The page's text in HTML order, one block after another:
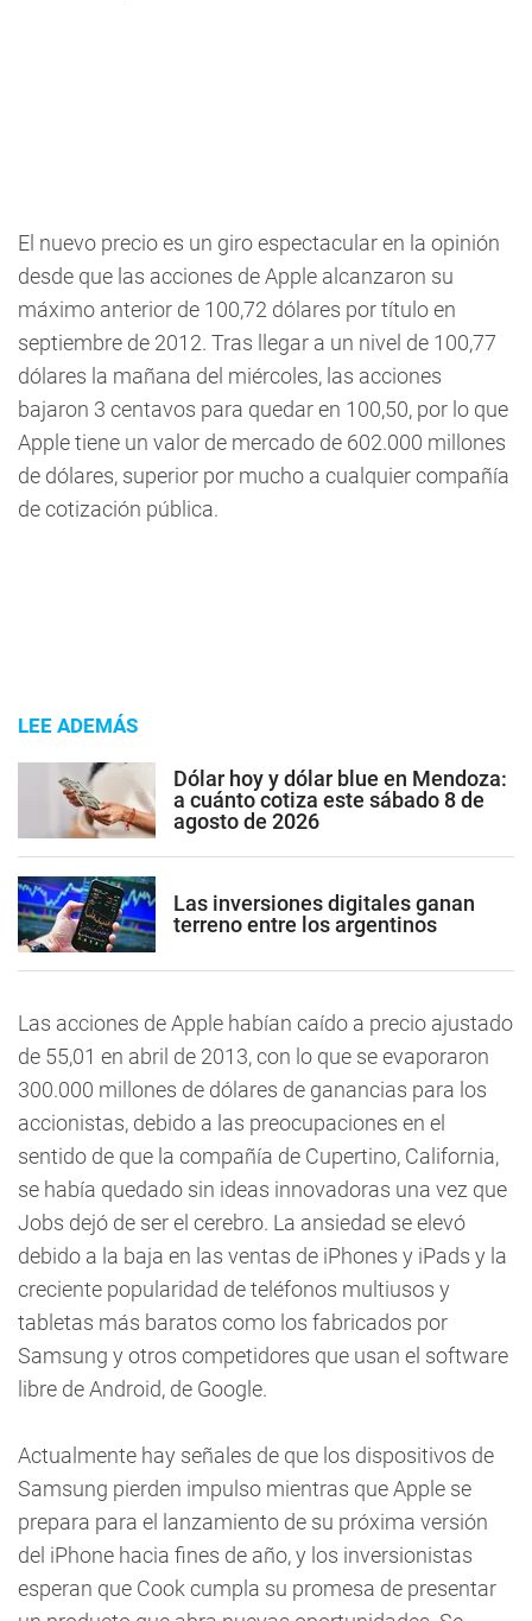
El nuevo precio es un giro espectacular en la opinión
desde que las acciones de Apple alcanzaron su
máximo anterior de 100,72 dólares por título en
septiembre de 2012. Tras llegar a un nivel de 100,77
dólares la mañana del miércoles, las acciones
bajaron 3 centavos para quedar en 100,50, por lo que
Apple tiene un valor de mercado de 602.000 millones
de dólares, superior por mucho a cualquier compañía
de cotización pública.
LEE ADEMÁS
Dólar hoy y dólar blue en Mendoza:
a cuánto cotiza este sábado 8 de
agosto de 2026
Las inversiones digitales ganan
terreno entre los argentinos
Las acciones de Apple habían caído a precio ajustado
de 55,01 en abril de 2013, con lo que se evaporaron
300.000 millones de dólares de ganancias para los
accionistas, debido a las preocupaciones en el
sentido de que la compañía de Cupertino, California,
se había quedado sin ideas innovadoras una vez que
Jobs dejó de ser el cerebro. La ansiedad se elevó
debido a la baja en las ventas de iPhones y iPads y la
creciente popularidad de teléfonos multiusos y
tabletas más baratos como los fabricados por
Samsung y otros competidores que usan el software
libre de Android, de Google.
Actualmente hay señales de que los dispositivos de
Samsung pierden impulso mientras que Apple se
prepara para el lanzamiento de su próxima versión
del iPhone hacia fines de año, y los inversionistas
esperan que Cook cumpla su promesa de presentar